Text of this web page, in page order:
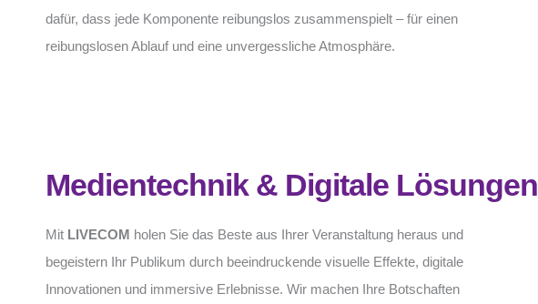
dafür, dass jede Komponente reibungslos zusammenspielt – für einen
reibungslosen Ablauf und eine unvergessliche Atmosphäre.
Medientechnik & Digitale Lösungen
Mit LIVECOM holen Sie das Beste aus Ihrer Veranstaltung heraus und
begeistern Ihr Publikum durch beeindruckende visuelle Effekte, digitale
Innovationen und immersive Erlebnisse. Wir machen Ihre Botschaften